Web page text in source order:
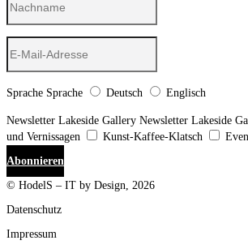
Sprache Sprache Deutsch Englisch
Newsletter Lakeside Gallery Newsletter Lakeside
und Vernissagen
Kunst-Kaffee-Klatsch
Abonnieren
© HodelS – IT by Design, 2026
Datenschutz
Impressum